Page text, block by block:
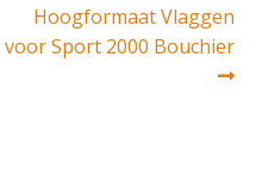
Volgend
bericht:
Hoogformaat Vlaggen
voor Sport 2000 Bouchier